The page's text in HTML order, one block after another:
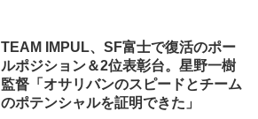
TEAM IMPUL、SF富士で復活のポー
ルポジション＆2位表彰台。星野一樹
監督「オサリバンのスピードとチーム
のポテンシャルを証明できた」